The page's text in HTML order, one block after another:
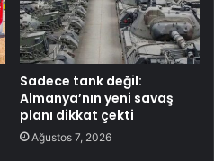
Sadece tank değil:
Almanya’nın yeni savaş
planı dikkat çekti
Ağustos 7, 2026